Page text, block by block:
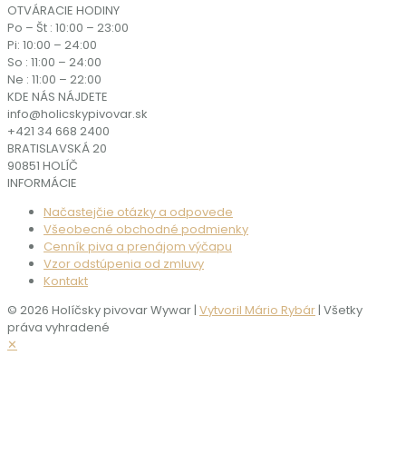
OTVÁRACIE HODINY
Po – Št : 10:00 – 23:00
Pi: 10:00 – 24:00
So : 11:00 – 24:00
Ne : 11:00 – 22:00
KDE NÁS NÁJDETE
info@holicskypivovar.sk
+421 34 668 2400
BRATISLAVSKÁ 20
90851 HOLÍČ
INFORMÁCIE
Načastejčie otázky a odpovede
Všeobecné obchodné podmienky
Cenník piva a prenájom výčapu
Vzor odstúpenia od zmluvy
Kontakt
© 2026 Holíčsky pivovar Wywar | Vytvoril Mário Rybár| Všetky
práva vyhradené
✕